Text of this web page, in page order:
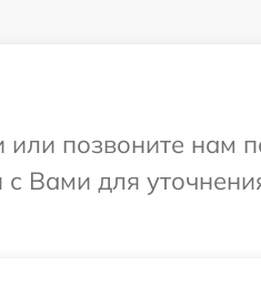
позвоните нам
с Вами для